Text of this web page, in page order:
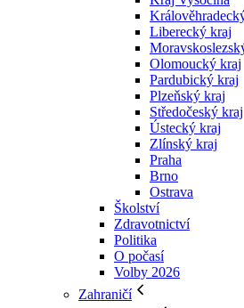
Liberecký kraj
Olomoucký kraj
Pardubický kraj
Plzeňský kraj
Středočeský kraj
Ústecký kraj
Zlínský kraj
Praha
Brno
Ostrava
Školství
Zdravotnictví
Politika
O počasí
Volby 2026
Zahraničí